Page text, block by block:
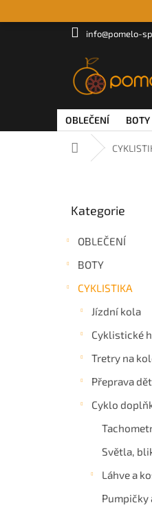
info@pomelo-
OBLEČENÍ BOTY
Domů
kategorie
Kategorie
OBLEČENÍ
BOTY
CYKLISTIKA
Jízdní kola
Cyklistické
Tretry na
Přeprava
Cyklo
Světla,
Láhve a
Pumpičky